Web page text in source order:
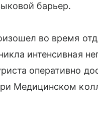
барьер.
во время
интенсивная
оперативно
Медицинском